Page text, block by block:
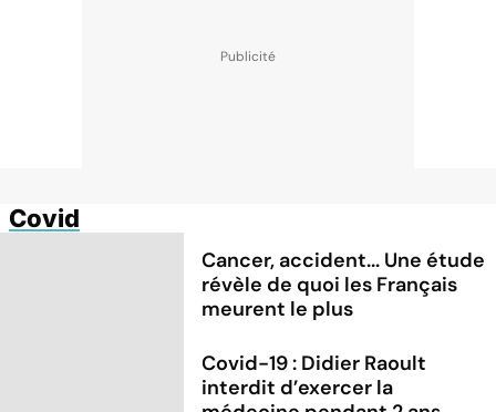
Covid
Cancer, accident... Une étude
révèle de quoi les Français
meurent le plus
Covid-19 : Didier Raoult
interdit d’exercer la